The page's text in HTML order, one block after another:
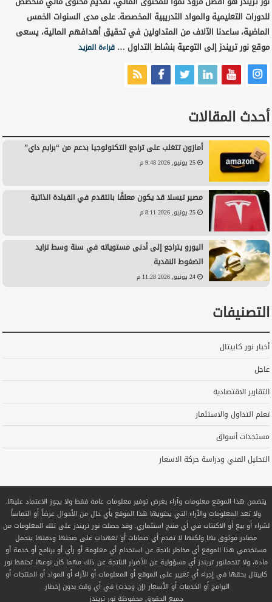
للدورات التعليمية والمواد التدريبية المخصصة. على مدى السنوات الخمس
الماضية، ساعدنا الآلاف من المتداولين في تحقيق أهدافهم المالية، يسعى
موقع نور تريندز إلى التوعية بنشاط التداول …قراءة المزيد
أحدث المقالات
أمازون تتغلب على تراجع التكنولوجيا بدعم من “برايم داي”
25 يونيو, 2026 9:48 م
مصير تيسلا قد يكون معلقًا بالتقدم في القيادة الذاتية
25 يونيو, 2026 8:11 م
اليورو يتراجع إلى أدنى مستوياته في سنة وسط تزايد
الضغوط النقدية
24 يونيو, 2026 11:28 م
التصنيفات
أخبار نور كابيتال
عاجل
التقارير الاقتصادية
تعلم التداول والاستثمار
مستجدات أسواق
التحليل الفني ودراسة حركة الاسعار
يتضمن هذا الموقع معلومات وآراء بغرض توفير معلومات عامة فقط ولا يجوز الاعتماد عليها.
ولا تعد المعلومات والآراء التي يحتويها هذا الموقع بأي حال من الأحوال عرضاً أو التماساً
لشراء أو بيع أو الاكتتاب في أي منتج استثماري. وقد حصلت نور تريندز على تلك المعلومات من
مصادر موثوق بها ولكنها لا تقدم أي ضمانات أو تعهدات على صحتها ودقتها يتحمل
مستخدمي هذا الموقع أي مخاطر ناتجة عن استخدام أي معلومة أو رأي أو برنامج أو خدمة أو
مادة، ولا تتحملنور تريندز أي مسؤولية عن الأضرار الناتجة عن ذلك مهما كان نوعها تحتفظ نور
كابيتال بحقها في إجراء أي تغيير على الموقع أو المعلومات أو الآراء أو المواد أو المنتجات أو
البرامج أو الخدمات أو الأسعار (إن وجدت) في أي وقت بدون إخطار.
جميع الحقوق محفوظةنور تريندز